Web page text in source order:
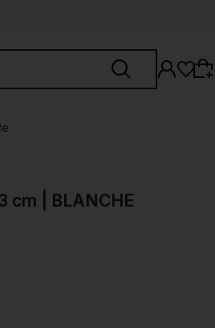
dla siebie z naszej aktualnej
się, aby przywrócić dodane
cm | BLANCHE